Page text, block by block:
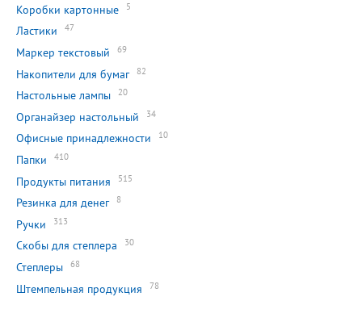
Коробки картонные 5
Ластики 47
Маркер текстовый 69
Накопители для бумаг 82
Настольные лампы 20
Органайзер настольный 34
Офисные принадлежности 10
Папки 410
Продукты питания 515
Резинка для денег 8
Ручки 313
Скобы для степлера 30
Степлеры 68
Штемпельная продукция 78